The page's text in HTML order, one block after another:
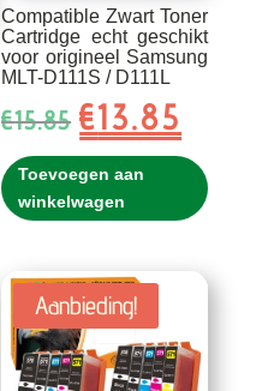
Compatible Zwart Toner
Cartridge echt geschikt
voor origineel Samsung
MLT-D111S / D111L
€15.85 Oorspronkelijke
prijs
was:
€15.85.
€13.85
prijs
is:
€13.85.
Toevoegen aan
winkelwagen
Aanbieding!